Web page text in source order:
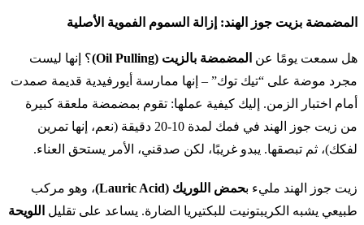
المضمضة بزيت جوز الهند: إزالة السموم الفموية الأصلية
هل سمعت يومًا عن المضمضة بالزيت (Oil Pulling)
؟ إنها ليست
مجرد موضة على “تيك توك” – إنها ممارسة أيورفيدية قديمة صمدت
أمام اختبار الزمن. إليك كيفية عملها: تقوم بمضمضة ملعقة كبيرة
من زيت جوز الهند في فمك لمدة 10-20 دقيقة (نعم، إنها تمرين
لفكك)، ثم تبصقها. يبدو غريبًا، لكن صدقني، الأمر يستحق العناء.
زيت جوز الهند مليء بحمض اللوريك (Lauric Acid)
، وهو مركب
طبيعي يشبه الكريبتونيت للبكتيريا الضارة. يساعد على تقليل اللويحة